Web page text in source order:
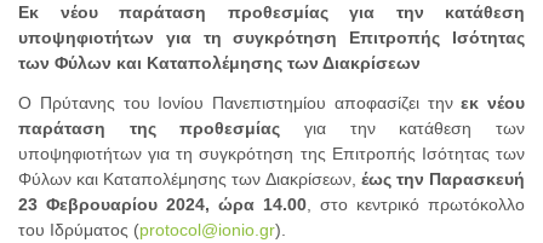
Εκ νέου παράταση προθεσμίας για την κατάθεση
υποψηφιοτήτων για τη συγκρότηση Επιτροπής Ισότητας
των Φύλων και Καταπολέμησης των Διακρίσεων
Ο Πρύτανης του Ιονίου Πανεπιστημίου αποφασίζει τηνεκ νέου
παράταση της προθεσμίας για την κατάθεση των
υποψηφιοτήτων για τη συγκρότηση της Επιτροπής Ισότητας των
Φύλων και Καταπολέμησης των Διακρίσεων, έως την Παρασκευή
23 Φεβρουαρίου 2024, ώρα 14.00 , στο κεντρικό πρωτόκολλο
του Ιδρύματος (protocol@ionio.gr).